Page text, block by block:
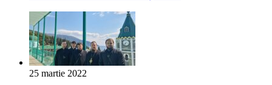
25 martie 2022